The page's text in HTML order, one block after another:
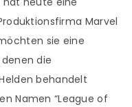
Marvel
sie eine
die
behandelt
Namen “League of